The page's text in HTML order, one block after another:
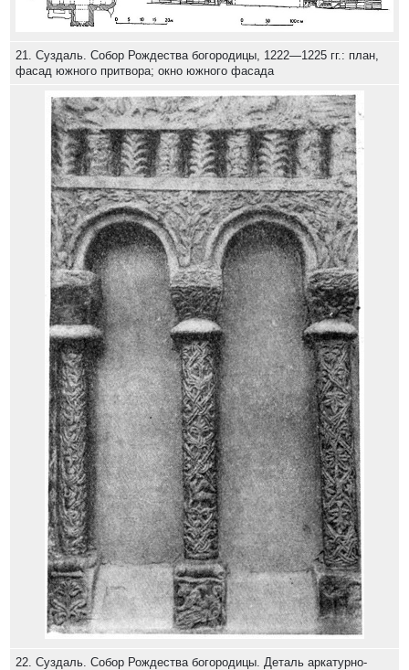
21. Суздаль. Собор Рождества богородицы, 1222—1225 гг.: план,
фасад южного притвора; окно южного фасада
22. Суздаль. Собор Рождества богородицы. Деталь аркатурно-